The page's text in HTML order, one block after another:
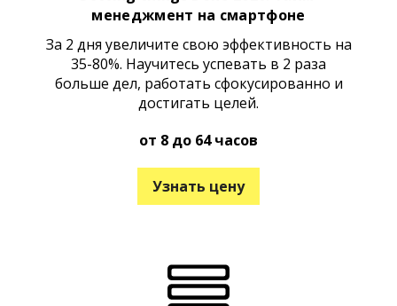
менеджмент на смартфоне
За 2 дня увеличите свою эффективность на
35-80%. Научитесь успевать в 2 раза
больше дел, работать сфокусированно и
достигать целей.
от 8 до 64 часов
Узнать цену